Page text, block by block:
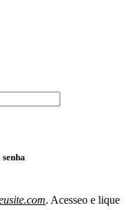
. Acesseo e lique